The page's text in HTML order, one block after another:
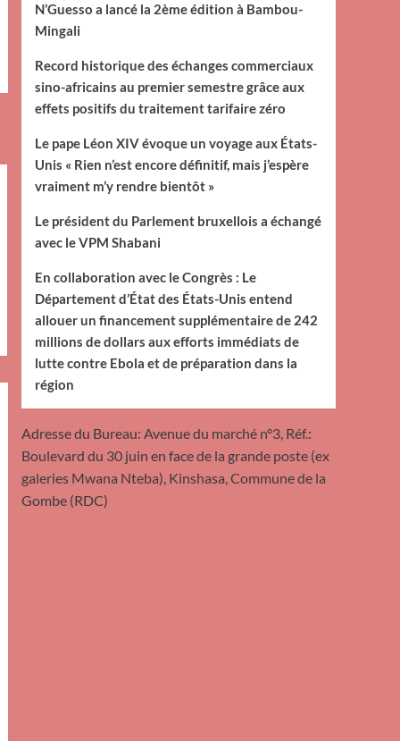
N’Guesso a lancé la 2ème édition à Bambou-
Mingali
Record historique des échanges commerciaux
sino-africains au premier semestre grâce aux
effets positifs du traitement tarifaire zéro
Le pape Léon XIV évoque un voyage aux États-
Unis « Rien n’est encore définitif, mais j’espère
vraiment m’y rendre bientôt »
Le président du Parlement bruxellois a échangé
avec le VPM Shabani
En collaboration avec le Congrès : Le
Département d’État des États-Unis entend
allouer un financement supplémentaire de 242
millions de dollars aux efforts immédiats de
lutte contre Ebola et de préparation dans la
région
Adresse du Bureau: Avenue du marché n°3, Réf.:
Boulevard du 30 juin en face de la grande poste (ex
galeries Mwana Nteba), Kinshasa, Commune de la
Gombe (RDC)